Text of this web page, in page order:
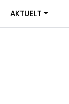
AKTUELT